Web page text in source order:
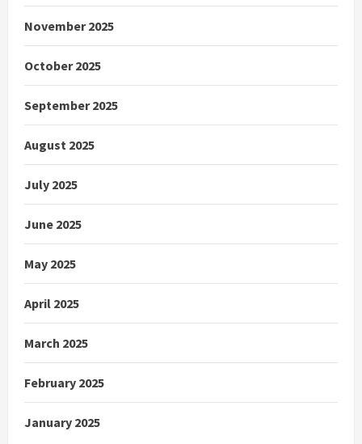
November 2025
October 2025
September 2025
August 2025
July 2025
June 2025
May 2025
April 2025
March 2025
February 2025
January 2025